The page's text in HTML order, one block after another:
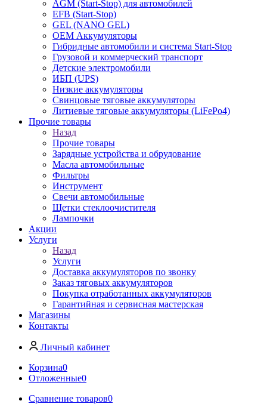
AGM (Start-Stop) для автомобилей
EFB (Start-Stop)
GEL (NANO GEL)
OEM Аккумуляторы
Гибридные автомобили и система Start-Stop
Грузовой и коммерческий транспорт
Детские электромобили
ИБП (UPS)
Низкие аккумуляторы
Свинцовые тяговые аккумуляторы
Литиевые тяговые аккумуляторы (LiFePo4)
Прочие товары
Назад
Прочие товары
Зарядные устройства и обрудование
Масла автомобильные
Фильтры
Инструмент
Свечи автомобильные
Щетки стеклоочистителя
Лампочки
Акции
Услуги
Назад
Услуги
Доставка аккумуляторов по звонку
Заказ тяговых аккумуляторов
Покупка отработанных аккумуляторов
Гарантийная и сервисная мастерская
Магазины
Контакты
Личный кабинет
Корзина0
Отложенные0
Сравнение товаров0